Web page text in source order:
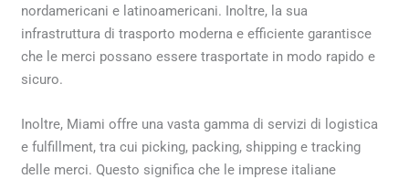
nordamericani e latinoamericani. Inoltre, la sua
infrastruttura di trasporto moderna e efficiente garantisce
che le merci possano essere trasportate in modo rapido e
sicuro.
Inoltre, Miami offre una vasta gamma di servizi di logistica
e fulfillment, tra cui picking, packing, shipping e tracking
delle merci. Questo significa che le imprese italiane